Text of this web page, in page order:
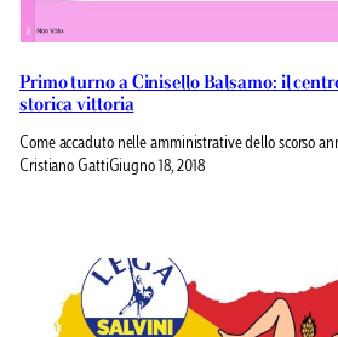
Primo turno a Cinisello Balsamo: il
storica vittoria
Come accaduto nelle amministrative dello scorso
Cristiano Gatti Giugno 18, 2018